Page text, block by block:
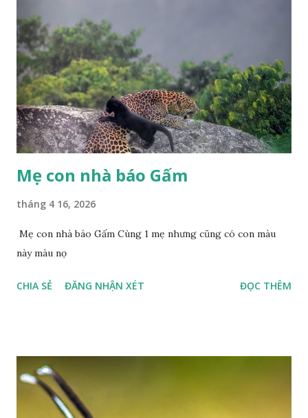
Mẹ con nhà báo Gấm
tháng 4 16, 2026
Mẹ con nhà báo Gấm Cùng 1 mẹ nhưng cũng có con màu
này màu nọ
CHIA SẺ ĐĂNG NHẬN XÉT ĐỌC THÊM